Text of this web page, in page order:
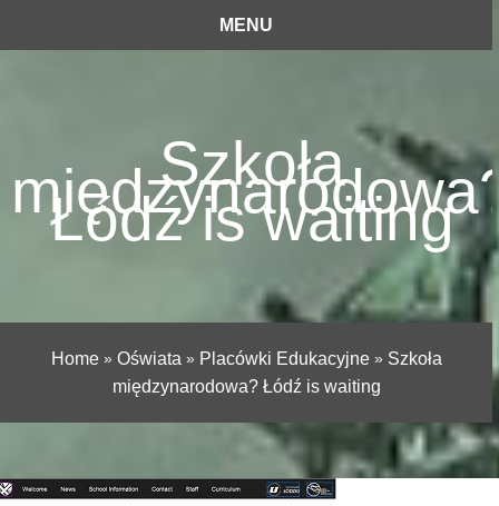
MENU
Szkoła
Łódź is waiting
Home» Oświata » Placówki Edukacyjne» Szkoła
międzynarodowa? Łódź is waiting